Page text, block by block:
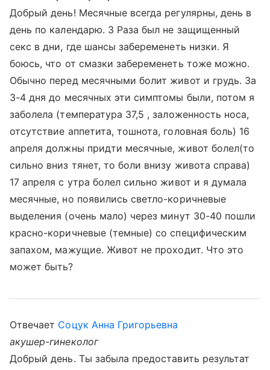
Добрый день! Месячные всегда регулярны, день в
день по календарю. 3 Раза был не защищенный
секс в дни, где шансы забеременеть низки. Я
боюсь, что от смазки забеременеть тоже можно.
Обычно перед месячными болит живот и грудь. За
3-4 дня до месячных эти симптомы были, потом я
заболела (температура 37,5 , заложенность носа,
отсутствие аппетита, тошнота, головная боль) 16
апреля должны придти месячные, живот болел(то
сильно вниз тянет, то боли внизу живота справа)
17 апреля с утра болел сильно живот и я думала
месячные, но появились светло-коричневые
выделения (очень мало) через минут 30-40 пошли
красно-коричневые (темные) со специфическим
запахом, мажущие. Живот не проходит. Что это
может быть?
Отвечает Соцук Анна Григорьевна
акушер-гинеколог
Добрый день. Ты забыла предоставить результат